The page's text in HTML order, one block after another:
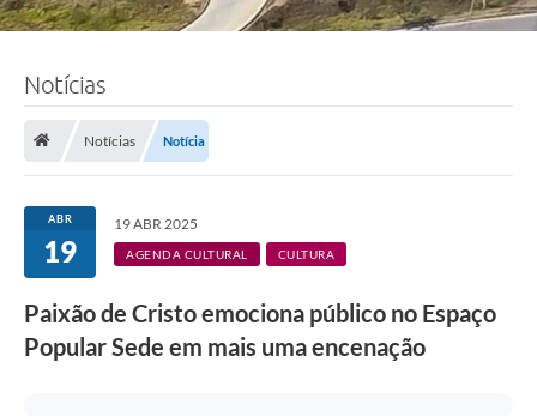
Notícias
Notícias Notícia
ABR
19
19 ABR 2025
AGENDA CULTURAL CULTURA
Paixão de Cristo emociona público no Espaço
Popular Sede em mais uma encenação
w
t
e
n
e